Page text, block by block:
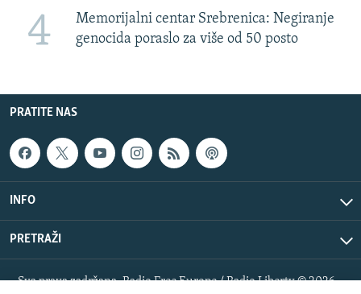
4
Memorijalni centar Srebrenica: Negiranje
genocida poraslo za više od 50 posto
PRATITE NAS
INFO
PRETRAŽI
Sva prava zadržana. Radio Free Europe / Radio Liberty © 2026